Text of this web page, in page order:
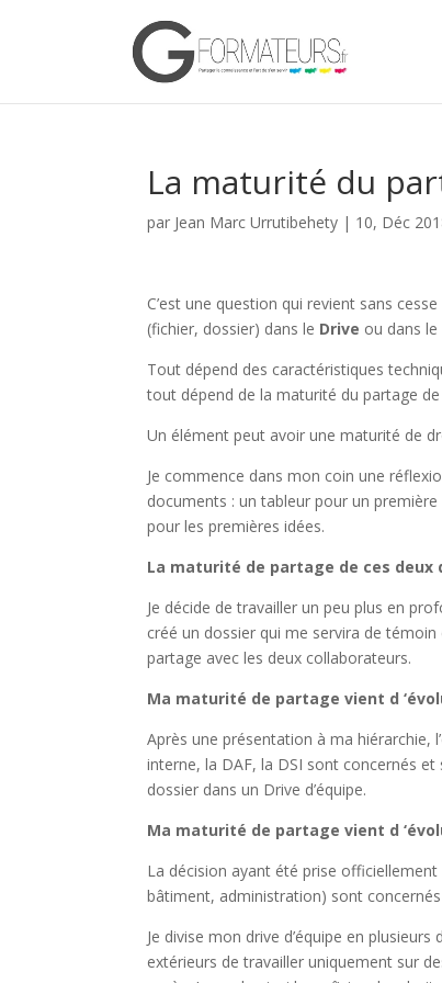
La maturité du
par Jean Marc Urrutibehety | 10, Déc
C’est une question qui revient sans
(fichier, dossier) dans le Drive ou dans le
Tout dépend des caractéristiques
tout dépend de la maturité du partage
Un élément peut avoir une maturité de
Je commence dans mon coin une
documents : un tableur pour un
pour les premières idées.
La maturité de partage de ces deux
Je décide de travailler un peu plus en
créé un dossier qui me servira de
partage avec les deux collaborateurs.
Ma maturité de partage vient d
Après une présentation à ma hiérarchie,
interne, la DAF, la DSI sont concernés
dossier dans un Drive d’équipe.
Ma maturité de partage vient d
La décision ayant été prise
bâtiment, administration) sont
Je divise mon drive d’équipe en
extérieurs de travailler uniquement sur